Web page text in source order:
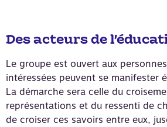
Des acteurs de
Le groupe est ouvert aux
intéressées peuvent se manifester
La démarche sera celle du
représentations et du ressenti de
de croiser ces savoirs entre eux,